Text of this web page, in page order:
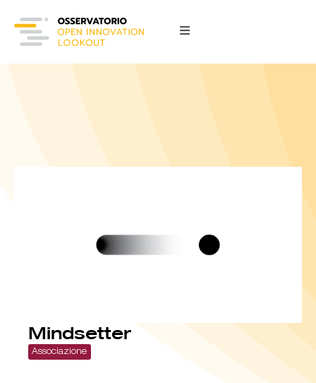
Mindsetter
Associazione